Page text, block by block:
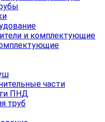
и комплектующие
части
ПНД
труб